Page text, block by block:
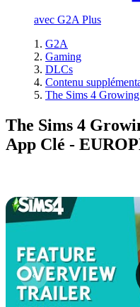
avec G2A Plus
G2A
Gaming
DLCs
Contenu
The Sims 4
The Sims 4
App Clé -